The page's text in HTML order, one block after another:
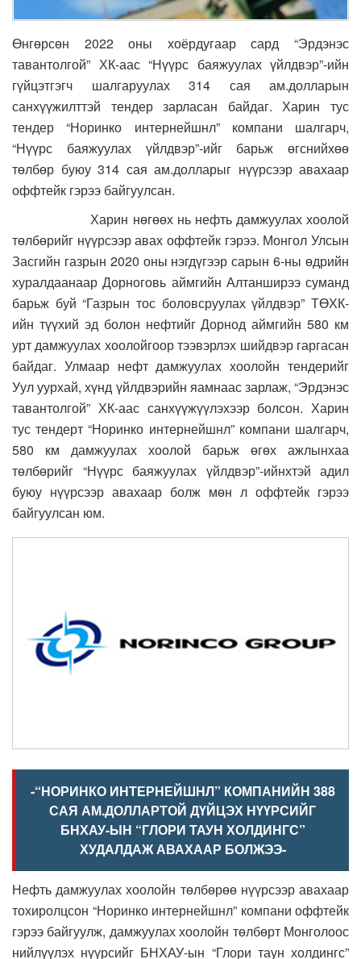
Өнгөрсөн 2022 оны хоёрдугаар сард “Эрдэнэс
тавантолгой” ХК-аас “Нүүрс баяжуулах үйлдвэр”-ийн
гүйцэтгэгч шалгаруулах 314 сая ам.долларын
санхүүжилттэй тендер зарласан байдаг. Харин тус
тендер “Норинко интернейшнл” компани шалгарч,
“Нүүрс баяжуулах үйлдвэр”-ийг барьж өгснийхөө
төлбөр буюу 314 сая ам.долларыг нүүрсээр авахаар
оффтейк гэрээ байгуулсан.
Харин нөгөөх нь нефть дамжуулах хоолой
төлбөрийг нүүрсээр авах оффтейк гэрээ. Монгол Улсын
Засгийн газрын 2020 оны нэгдүгээр сарын 6-ны өдрийн
хуралдаанаар Дорноговь аймгийн Алтанширээ суманд
барьж буй “Газрын тос боловсруулах үйлдвэр” ТӨХК-
ийн түүхий эд болон нефтийг Дорнод аймгийн 580 км
урт дамжуулах хоолойгоор тээвэрлэх шийдвэр гаргасан
байдаг. Улмаар нефт дамжуулах хоолойн тендерийг
Уул уурхай, хүнд үйлдвэрийн яамнаас зарлаж, “Эрдэнэс
тавантолгой” ХК-аас санхүүжүүлэхээр болсон. Харин
тус тендерт “Норинко интернейшнл” компани шалгарч,
580 км дамжуулах хоолой барьж өгөх ажлынхаа
төлбөрийг “Нүүрс баяжуулах үйлдвэр”-ийнхтэй адил
буюу нүүрсээр авахаар болж мөн л оффтейк гэрээ
байгуулсан юм.
-“НОРИНКО ИНТЕРНЕЙШНЛ” КОМПАНИЙН 388
САЯ АМ.ДОЛЛАРТОЙ ДҮЙЦЭХ НҮҮРСИЙГ
БНХАУ-ЫН “ГЛОРИ ТАУН ХОЛДИНГС”
ХУДАЛДАЖ АВАХААР БОЛЖЭЭ-
Нефть дамжуулах хоолойн төлбөрөө нүүрсээр авахаар
тохиролцсон “Норинко интернейшнл” компани оффтейк
гэрээ байгуулж, дамжуулах хоолойн төлбөрт Монголоос
нийлүүлэх нүүрсийг БНХАУ-ын “Глори таун холдингс”